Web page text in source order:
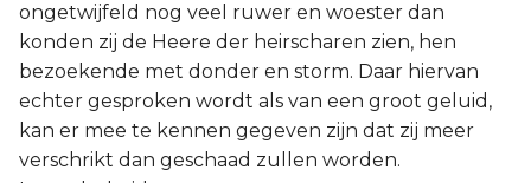
ongetwijfeld nog veel ruwer en woester dan
konden zij de Heere der heirscharen zien, hen
bezoekende met donder en storm. Daar hiervan
echter gesproken wordt als van een groot geluid,
kan er mee te kennen gegeven zijn dat zij meer
verschrikt dan geschaad zullen worden.